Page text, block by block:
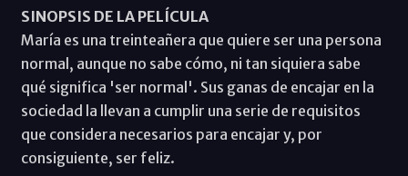
SINOPSIS DE LA PELÍCULA
María es una treinteañera que quiere ser una persona
normal, aunque no sabe cómo, ni tan siquiera sabe
qué significa 'ser normal'. Sus ganas de encajar en la
sociedad la llevan a cumplir una serie de requisitos
que considera necesarios para encajar y, por
consiguiente, ser feliz.